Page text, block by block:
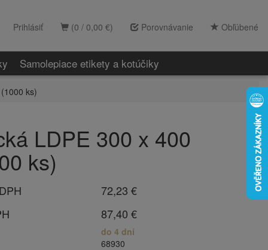
(0 / 0,00 €) Porovnávanie Obľúbené
Prihlásiť
Samolepiace etikety a kotúčiky
ks)
LDPE 300 x 400
ks)
72,23 €
87,40 €
do 4 dní
68930